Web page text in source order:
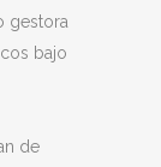
gestora
bajo
de